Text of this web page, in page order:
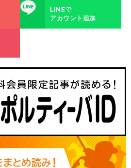
LINE
LINEで
アカウント追加